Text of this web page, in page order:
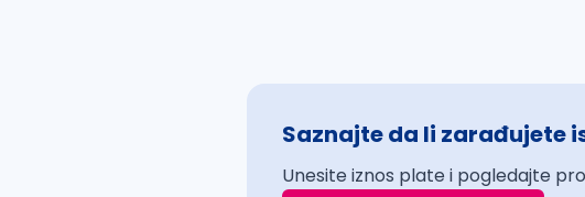
Saznajte da li zarađujete
Unesite iznos plate i pogledajte